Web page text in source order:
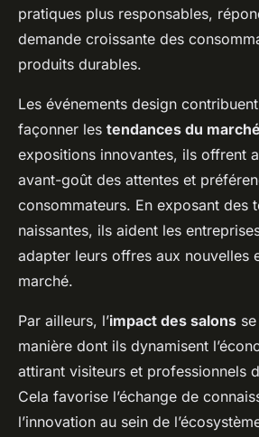
pratiques plus responsables,
demande croissante des
produits durables.
Les événements design
façonner les tendances du marché
expositions innovantes, ils offrent
avant-goût des attentes et
consommateurs. En exposant des
naissantes, ils aident les
adapter leurs offres aux nouvelles
marché.
Par ailleurs, l’impact des salons
manière dont ils dynamisent
attirant visiteurs et professionnels
Cela favorise l’échange de
l’innovation au sein de